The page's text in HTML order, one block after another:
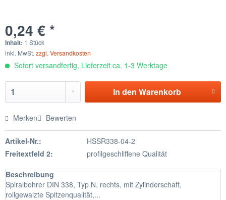
0,24 € *
Inhalt: 1 Stück
inkl. MwSt. zzgl. Versandkosten
Sofort versandfertig, Lieferzeit ca. 1-3 Werktage
In den Warenkorb
Merken Bewerten
Artikel-Nr.:
HSSR338-04-2
Freitextfeld 2:
profilgeschliffene Qualität
Beschreibung
Spiralbohrer DIN 338, Typ N, rechts, mit Zylinderschaft,
rollgewalzte Spitzenqualität,...